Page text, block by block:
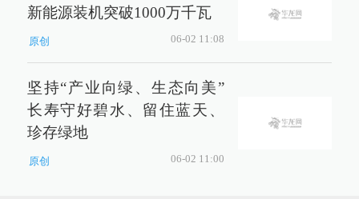
新能源装机突破1000万千瓦
原创 06-02 11:08
坚持“产业向绿、生态向美”
长寿守好碧水、留住蓝天、
珍存绿地
原创 06-02 11:00